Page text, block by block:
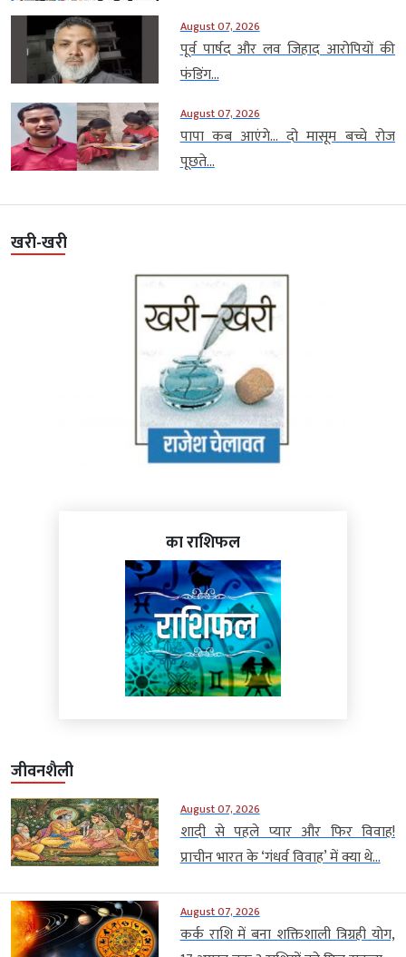
August 07, 2026
पूर्व पार्षद और लव जिहाद आरोपियों की
फंडिंग...
August 07, 2026
पापा कब आएंगे… दो मासूम बच्चे रोज
पूछते...
खरी-खरी
का राशिफल
जीवनशैली
August 07, 2026
शादी से पहले प्यार और फिर विवाह!
प्राचीन भारत के ‘गंधर्व विवाह’ में क्या थे...
August 07, 2026
कर्क राशि में बना शक्तिशाली त्रिग्रही योग,